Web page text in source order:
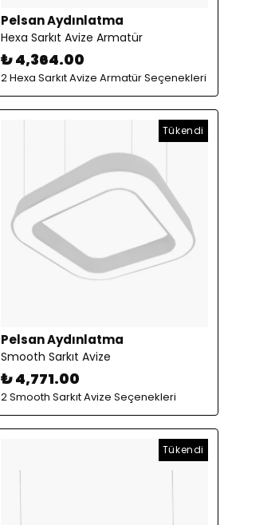
Pelsan Aydınlatma
Hexa Sarkıt Avize Armatür
₺ 4,364.00
2 Hexa Sarkıt Avize Armatür Seçenekleri
Tükendi
Pelsan Aydınlatma
Smooth Sarkıt Avize
₺ 4,771.00
2 Smooth Sarkıt Avize Seçenekleri
Tükendi